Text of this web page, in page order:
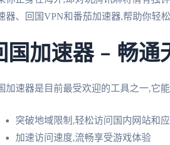
器、回国VPN和番茄加速器,帮助你轻
国加速器 – 畅通
加速器是目前最受欢迎的工具之一,它
突破地域限制,轻松访问国内网站和
加速访问速度,流畅享受游戏体验